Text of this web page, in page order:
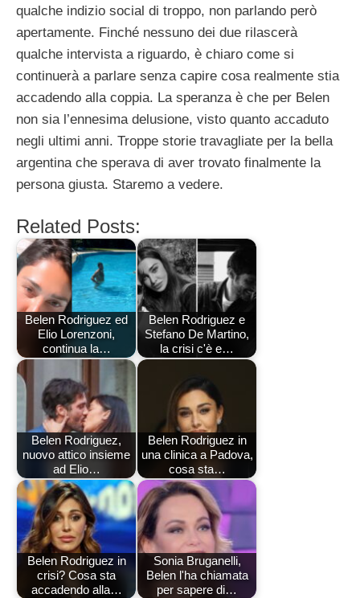
qualche indizio social di troppo, non parlando però
apertamente. Finché nessuno dei due rilascerà
qualche intervista a riguardo, è chiaro come si
continuerà a parlare senza capire cosa realmente stia
accadendo alla coppia. La speranza è che per Belen
non sia l’ennesima delusione, visto quanto accaduto
negli ultimi anni. Troppe storie travagliate per la bella
argentina che sperava di aver trovato finalmente la
persona giusta. Staremo a vedere.
Related Posts:
Belen Rodriguez ed
Elio Lorenzoni,
continua la…
Belen Rodriguez e
Stefano De Martino,
la crisi c'è e…
Belen Rodriguez,
nuovo attico insieme
ad Elio…
Belen Rodriguez in
una clinica a Padova,
cosa sta…
Belen Rodriguez in
crisi? Cosa sta
accadendo alla…
Sonia Bruganelli,
Belen l'ha chiamata
per sapere di…